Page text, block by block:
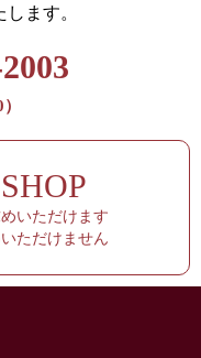
ます。
いただけます
ただけません